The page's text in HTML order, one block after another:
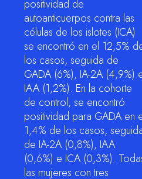
positividad de
autoanticuerpos contra las
células de los islotes (ICA)
se encontró en el 12,5%
los casos, seguida de
GADA (6%), IA-2A (4,9%)
IAA (1,2%). En la cohorte
de control, se encontró
positividad para GADA en
1,4% de los casos,
de IA-2A (0,8%), IAA
(0,6%) e ICA (0,3%).
las mujeres con tres